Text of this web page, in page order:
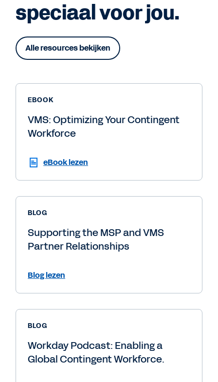
speciaal voor jou.
Alle resources bekijken
EBOOK
VMS: Optimizing Your Contingent
Workforce
eBook lezen
BLOG
Supporting the MSP and VMS
Partner Relationships
Blog lezen
BLOG
Workday Podcast: Enabling a
Global Contingent Workforce.